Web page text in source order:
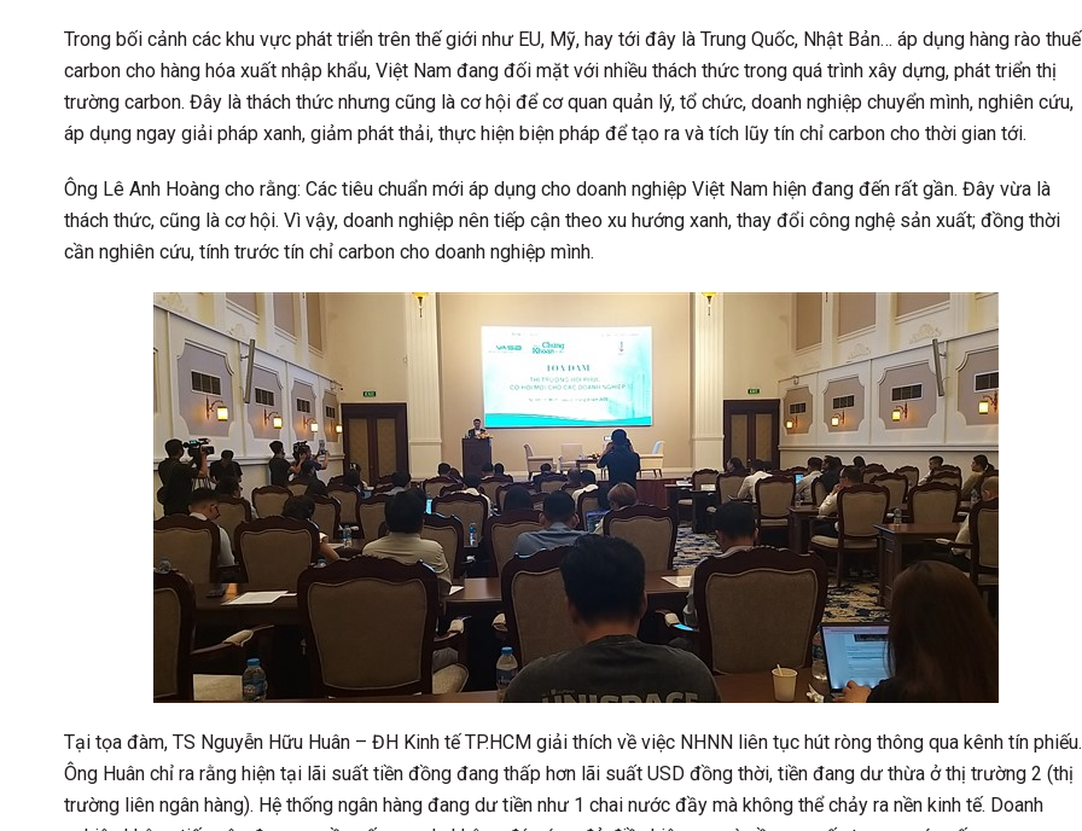
Trong bối cảnh các khu vực phát triển trên thế giới như EU, Mỹ, hay tới đây là Trung Quốc, Nhật Bản… áp dụng hàng rào thuế
carbon cho hàng hóa xuất nhập khẩu, Việt Nam đang đối mặt với nhiều thách thức trong quá trình xây dựng, phát triển thị
trường carbon. Đây là thách thức nhưng cũng là cơ hội để cơ quan quản lý, tổ chức, doanh nghiệp chuyển mình, nghiên cứu,
áp dụng ngay giải pháp xanh, giảm phát thải, thực hiện biện pháp để tạo ra và tích lũy tín chỉ carbon cho thời gian tới.
Ông Lê Anh Hoàng cho rằng: Các tiêu chuẩn mới áp dụng cho doanh nghiệp Việt Nam hiện đang đến rất gần. Đây vừa là
thách thức, cũng là cơ hội. Vì vậy, doanh nghiệp nên tiếp cận theo xu hướng xanh, thay đổi công nghệ sản xuất; đồng thời
cần nghiên cứu, tính trước tín chỉ carbon cho doanh nghiệp mình.
Tại tọa đàm, TS Nguyễn Hữu Huân – ĐH Kinh tế TP.HCM giải thích về việc NHNN liên tục hút ròng thông qua kênh tín phiếu.
Ông Huân chỉ ra rằng hiện tại lãi suất tiền đồng đang thấp hơn lãi suất USD đồng thời, tiền đang dư thừa ở thị trường 2 (thị
trường liên ngân hàng). Hệ thống ngân hàng đang dư tiền như 1 chai nước đầy mà không thể chảy ra nền kinh tế. Doanh